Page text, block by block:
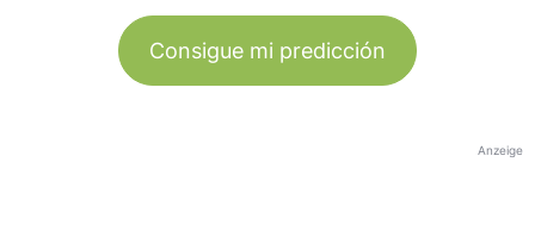
Consigue mi predicción
Anzeige